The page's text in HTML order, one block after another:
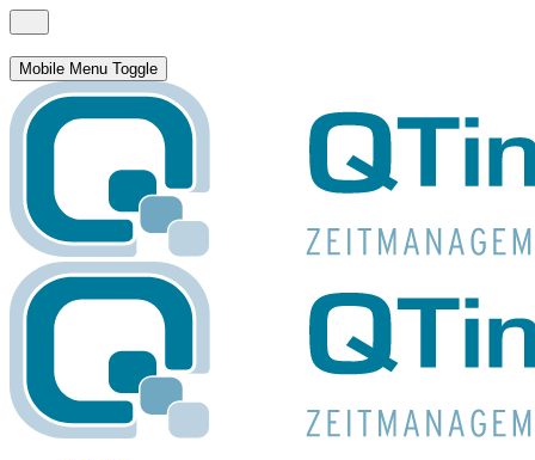
Mobile Menu Toggle